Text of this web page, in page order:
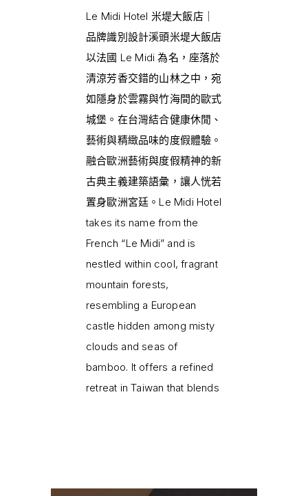
Le Midi Hotel 米堤大飯店｜
品牌識別設計溪頭米堤大飯店
以法國 Le Midi 為名，座落於
清涼芳香交錯的山林之中，宛
如隱身於雲霧與竹海間的歐式
城堡。在台灣結合健康休閒、
藝術與精緻品味的度假體驗。
融合歐洲藝術與度假精神的新
古典主義建築語彙，讓人恍若
置身歐洲宮廷。Le Midi Hotel
takes its name from the
French “Le Midi” and is
nestled within cool, fragrant
mountain forests,
resembling a European
castle hidden among misty
clouds and seas of
bamboo. It offers a refined
retreat in Taiwan that blends